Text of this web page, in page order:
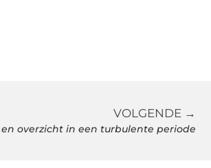
VOLGENDE →
overzicht in een turbulente periode